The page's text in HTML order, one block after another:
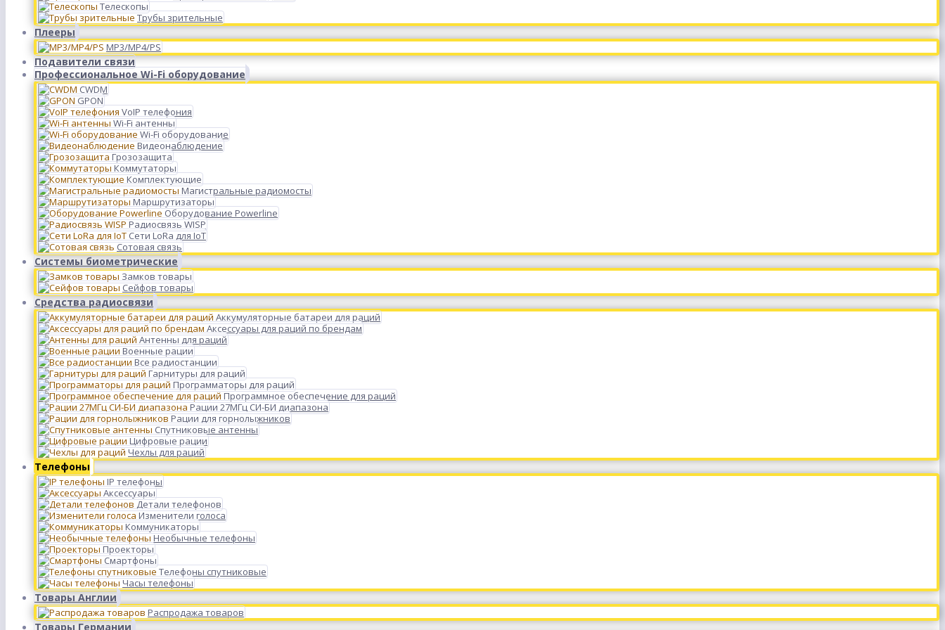
Телескопы
Трубы зрительные
Плееры
MP3/MP4/PS
Подавители связи
Профессиональное Wi-Fi оборудование
CWDM
GPON
VoIP телефония
Wi-Fi антенны
Wi-Fi оборудование
Видеонаблюдение
Грозозащита
Коммутаторы
Комплектующие
Магистральные радиомосты
Маршрутизаторы
Оборудование Powerline
Радиосвязь WISP
Сети LoRa для IoT
Сотовая связь
Системы биометрические
Замков товары
Сейфов товары
Средства радиосвязи
Аккумуляторные батареи для раций
Аксессуары для раций по брендам
Антенны для раций
Военные рации
Все радиостанции
Гарнитуры для раций
Программаторы для раций
Программное обеспечение для раций
Рации 27МГц СИ-БИ диапазона
Рации для горнолыжников
Спутниковые антенны
Цифровые рации
Чехлы для раций
Телефоны
IP телефоны
Аксессуары
Детали телефонов
Изменители голоса
Коммуникаторы
Необычные телефоны
Проекторы
Смартфоны
Телефоны спутниковые
Часы телефоны
Товары Англии
Распродажа товаров
Товары Германии